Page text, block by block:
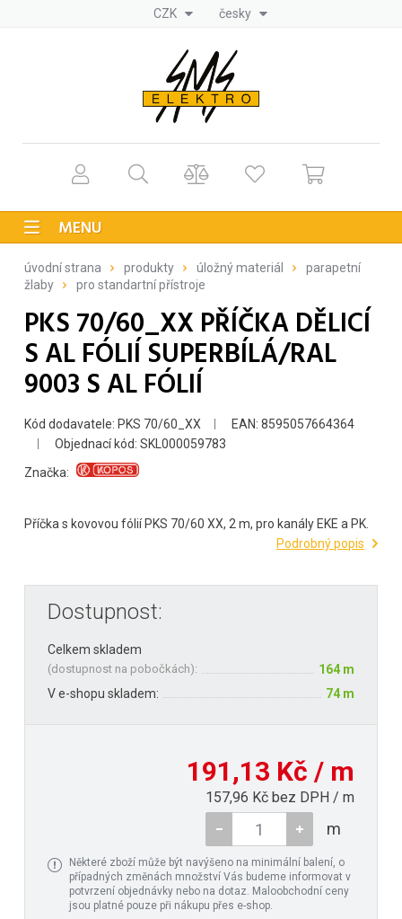
CZK česky
MENU
úvodní strana produkty úložný materiál
parapetní
žlaby
pro standartní přístroje
PKS 70/60_XX PŘÍČKA DĚLICÍ
S AL FÓLIÍ SUPERBÍLÁ/RAL
9003 S AL FÓLIÍ
Kód dodavatele: PKS 70/60_XX
EAN: 8595057664364
Objednací kód: SKL000059783
Značka:
Příčka s kovovou fólií PKS 70/60 XX, 2 m, pro kanály EKE a PK.
Podrobný popis
Dostupnost:
Celkem skladem
(dostupnost na pobočkách):
164 m
V e-shopu skladem:
74 m
191,13 Kč / m
157,96 Kč bez DPH / m
m
Některé zboží může být navýšeno na minimální balení, o
případných změnách množství Vás budeme informovat v
potvrzení objednávky nebo na dotaz. Maloobchodní ceny
jsou platné pouze při nákupu přes e-shop.